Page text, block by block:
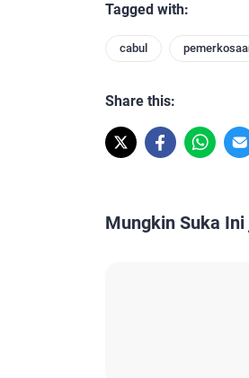
Tagged with:
cabul
Share this:
Mungkin Suka Ini